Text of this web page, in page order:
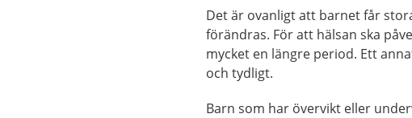
Det är ovanligt att barnet får
förändras. För att hälsan ska
mycket en längre period. Ett
och tydligt.
Barn som har övervikt eller